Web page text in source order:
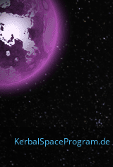
KerbalSpaceProgram.de